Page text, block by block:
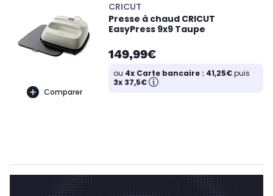
Comparer
CRICUT
Presse à chaud CRICUT
EasyPress 9x9 Taupe
149,99€
ou 4x Carte bancaire : 41,25€puis
3x 37,5€